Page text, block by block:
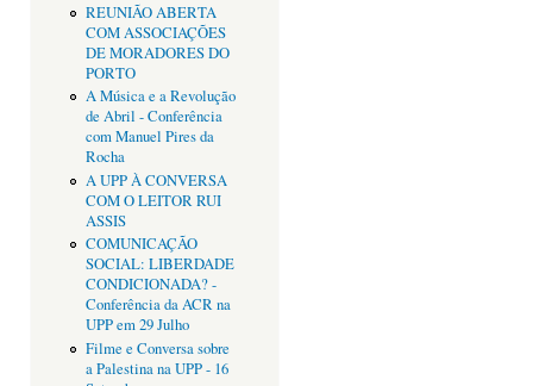
REUNIÃO ABERTA
COM ASSOCIAÇÕES
DE MORADORES DO
PORTO
A Música e a Revolução
de Abril - Conferência
com Manuel Pires da
Rocha
A UPP À CONVERSA
COM O LEITOR RUI
ASSIS
COMUNICAÇÃO
SOCIAL: LIBERDADE
CONDICIONADA? -
Conferência da ACR na
UPP em 29 Julho
Filme e Conversa sobre
a Palestina na UPP - 16